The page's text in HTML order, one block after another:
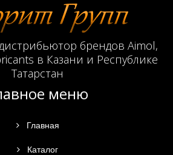
брендов Aimol,
в Казани и Республике
Татарстан
меню
Главная
Каталог